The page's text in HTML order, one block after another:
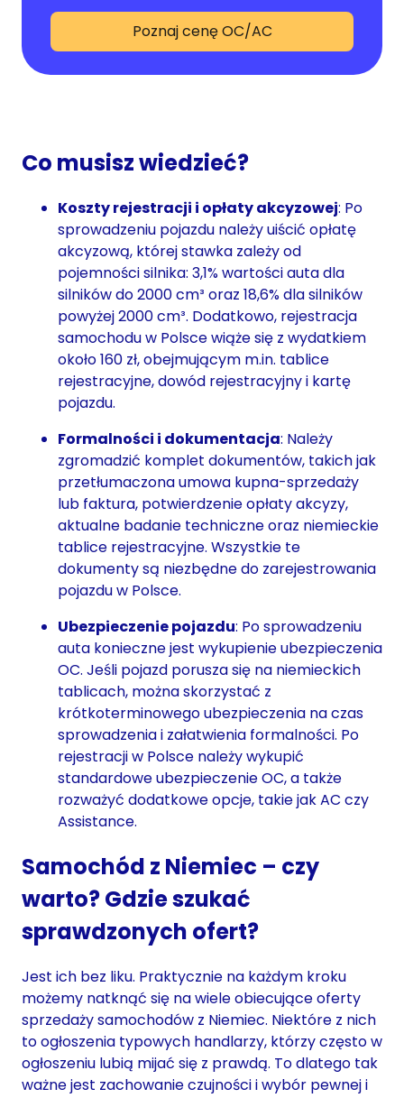
Poznaj cenę OC/AC
Co musisz wiedzieć?
Koszty rejestracji i opłaty akcyzowej: Po
sprowadzeniu pojazdu należy uiścić opłatę
akcyzową, której stawka zależy od
pojemności silnika: 3,1% wartości auta dla
silników do 2000 cm³ oraz 18,6% dla silników
powyżej 2000 cm³. Dodatkowo, rejestracja
samochodu w Polsce wiąże się z wydatkiem
około 160 zł, obejmującym m.in. tablice
rejestracyjne, dowód rejestracyjny i kartę
pojazdu.
Formalności i dokumentacja: Należy
zgromadzić komplet dokumentów, takich jak
przetłumaczona umowa kupna-sprzedaży
lub faktura, potwierdzenie opłaty akcyzy,
aktualne badanie techniczne oraz niemieckie
tablice rejestracyjne. Wszystkie te
dokumenty są niezbędne do zarejestrowania
pojazdu w Polsce.
Ubezpieczenie pojazdu: Po sprowadzeniu
auta konieczne jest wykupienie ubezpieczenia
OC. Jeśli pojazd porusza się na niemieckich
tablicach, można skorzystać z
krótkoterminowego ubezpieczenia na czas
sprowadzenia i załatwienia formalności. Po
rejestracji w Polsce należy wykupić
standardowe ubezpieczenie OC, a także
rozważyć dodatkowe opcje, takie jak AC czy
Assistance.
Samochód z Niemiec – czy
warto? Gdzie szukać
sprawdzonych ofert?
Jest ich bez liku. Praktycznie na każdym kroku
możemy natknąć się na wiele obiecujące oferty
sprzedaży samochodów z Niemiec. Niektóre z nich
to ogłoszenia typowych handlarzy, którzy często w
ogłoszeniu lubią mijać się z prawdą. To dlatego tak
ważne jest zachowanie czujności i wybór pewnej i